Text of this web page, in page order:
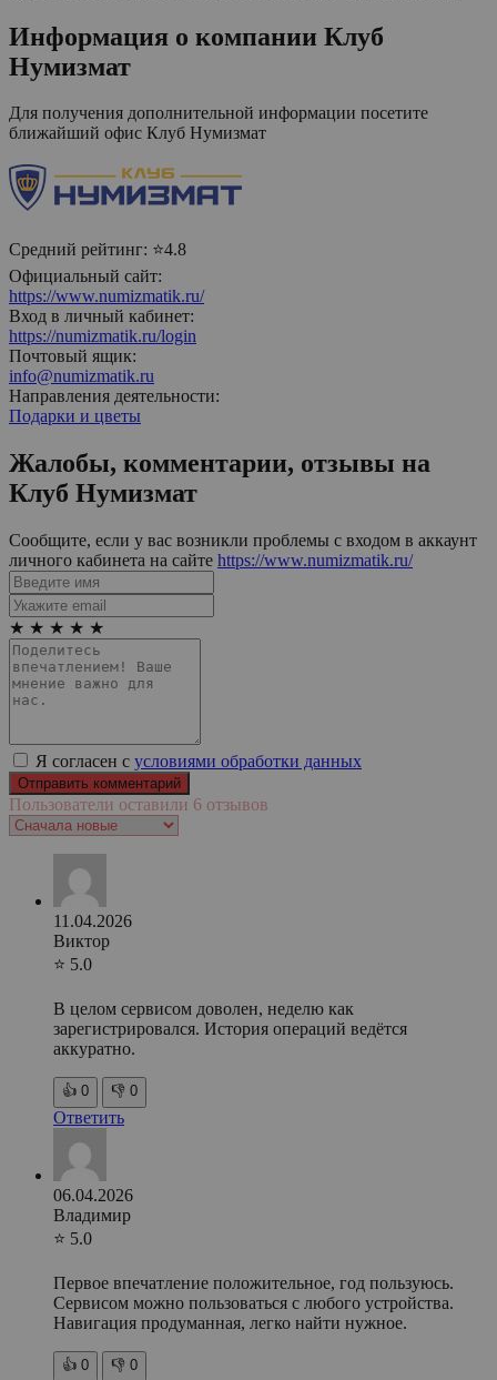
Информация о компании Клуб
Нумизмат
Для получения дополнительной информации посетите
ближайший офис Клуб Нумизмат
Средний рейтинг: ⭐4.8
Официальный сайт:
https://www.numizmatik.ru/
Вход в личный кабинет:
https://numizmatik.ru/login
Почтовый ящик:
info@numizmatik.ru
Направления деятельности:
Подарки и цветы
Жалобы, комментарии, отзывы на
Клуб Нумизмат
Сообщите, если у вас возникли проблемы с входом в аккаунт
личного кабинета на сайте https://www.numizmatik.ru/
★ ★ ★ ★ ★
Я согласен с условиями обработки данных
Пользователи оставили 6 отзывов
11.04.2026
Виктор
⭐ 5.0
В целом сервисом доволен, неделю как
зарегистрировался. История операций ведётся
аккуратно.
👍 0 👎 0
Ответить
06.04.2026
Владимир
⭐ 5.0
Первое впечатление положительное, год пользуюсь.
Сервисом можно пользоваться с любого устройства.
Навигация продуманная, легко найти нужное.
👍 0 👎 0